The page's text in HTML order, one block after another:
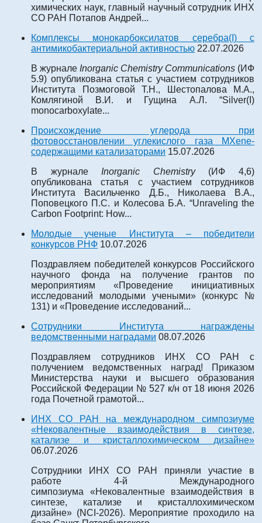
химических наук, главный научный сотрудник ИНХ
СО РАН Потапов Андрей...
Комплексы монокарбоксилатов серебра(I) с
антимикобактериальной активностью 22.07.2026
В журнале Inorganic Chemistry Communications (ИФ
5.9) опубликована статья с участием сотрудников
Института Позмоговой Т.Н., Шестопалова М.А.,
Комлягиной В.И. и Гущина А.Л. “Silver(I)
monocarboxylate...
Происхождение углерода при
фотовосстановлении углекислого газа MXene-
содержащими катализаторами 15.07.2026
В журнале Inorganic Chemistry(ИФ 4,6)
опубликована статья с участием сотрудников
Института Васильченко Д.Б., Николаева В.А.,
Поповецкого П.С. и Колесова Б.А. “Unraveling the
Carbon Footprint: How...
Молодые ученые Института – победители
конкурсов РНФ 10.07.2026
Поздравляем победителей конкурсов Российского
научного фонда на получение грантов по
мероприятиям «Проведение инициативных
исследований молодыми учеными» (конкурс №
131) и «Проведение исследований...
Сотрудники Института награждены
ведомственными наградами 08.07.2026
Поздравляем сотрудников ИНХ СО РАН с
получением ведомственных наград! Приказом
Министерства науки и высшего образования
Российской Федерации № 527 к/н от 18 июня 2026
года Почетной грамотой...
ИНХ СО РАН на международном симпозиуме
«Нековалентные взаимодействия в синтезе,
катализе и кристаллохимическом дизайне»
06.07.2026
Сотрудники ИНХ СО РАН приняли участие в
работе 4-й Международного
симпозиума «Нековалентные взаимодействия в
синтезе, катализе и кристаллохимическом
дизайне» (NCI-2026). Мероприятие проходило на